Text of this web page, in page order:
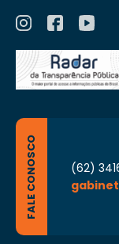
FALE CONOSCO
(62)